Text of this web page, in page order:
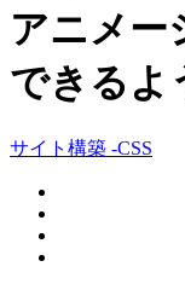
アニメー
できるよ
サイト構築 -CSS